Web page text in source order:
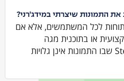
התמונות שיצרתי במידג'רני?
לכל המשתמשים, אלא אם
או בתוכנית מגה
שמאפשרות מצב Stealth שבו התמונות אינן גלויות